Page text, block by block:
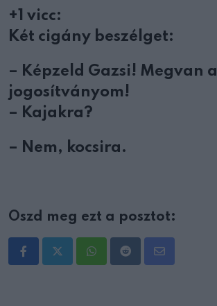
+1 vicc:
Két cigány beszélget:
– Képzeld Gazsi! Megvan a
jogosítványom!
– Kajakra?
– Nem, kocsira.
Oszd meg ezt a posztot:
WhatsappRedditShare